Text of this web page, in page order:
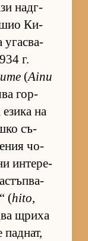
над­г­
Ки­
угас­ва­
г.
(Ainu
гор­
на
съ­
чо­
ин­те­ре­
(hito,
щриха
пад­нат,